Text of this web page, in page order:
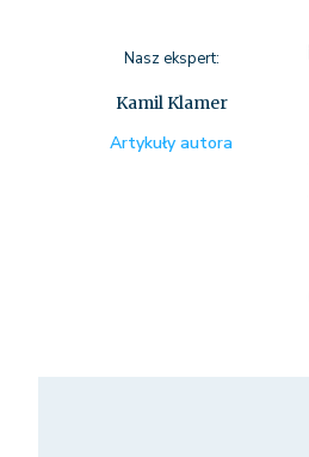
Nasz ekspert:
Kamil Klamer
Artykuły autora